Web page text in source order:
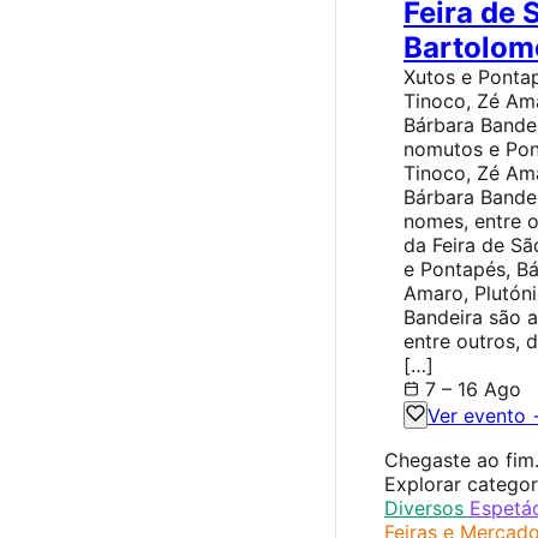
Feira de
Xutos e
Tinoco, Zé
Bárbara
nomutos e
Tinoco, Zé
Bárbara
nomes, entre
da Feira de
e Pontapés,
Amaro,
Bandeira são
entre outros,
[…]
7 – 16 Ago
Ver evento
Chegaste ao fim.
Explorar
Diversos
Feiras e